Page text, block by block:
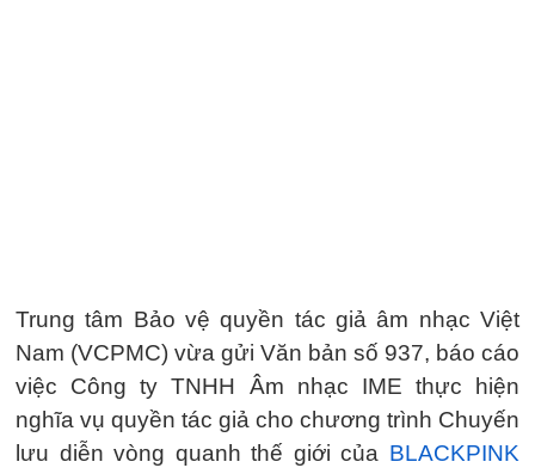
Trung tâm Bảo vệ quyền tác giả âm nhạc Việt
Nam (VCPMC) vừa gửi Văn bản số 937, báo cáo
việc Công ty TNHH Âm nhạc IME thực hiện
nghĩa vụ quyền tác giả cho chương trình Chuyến
lưu diễn vòng quanh thế giới của BLACKPINK